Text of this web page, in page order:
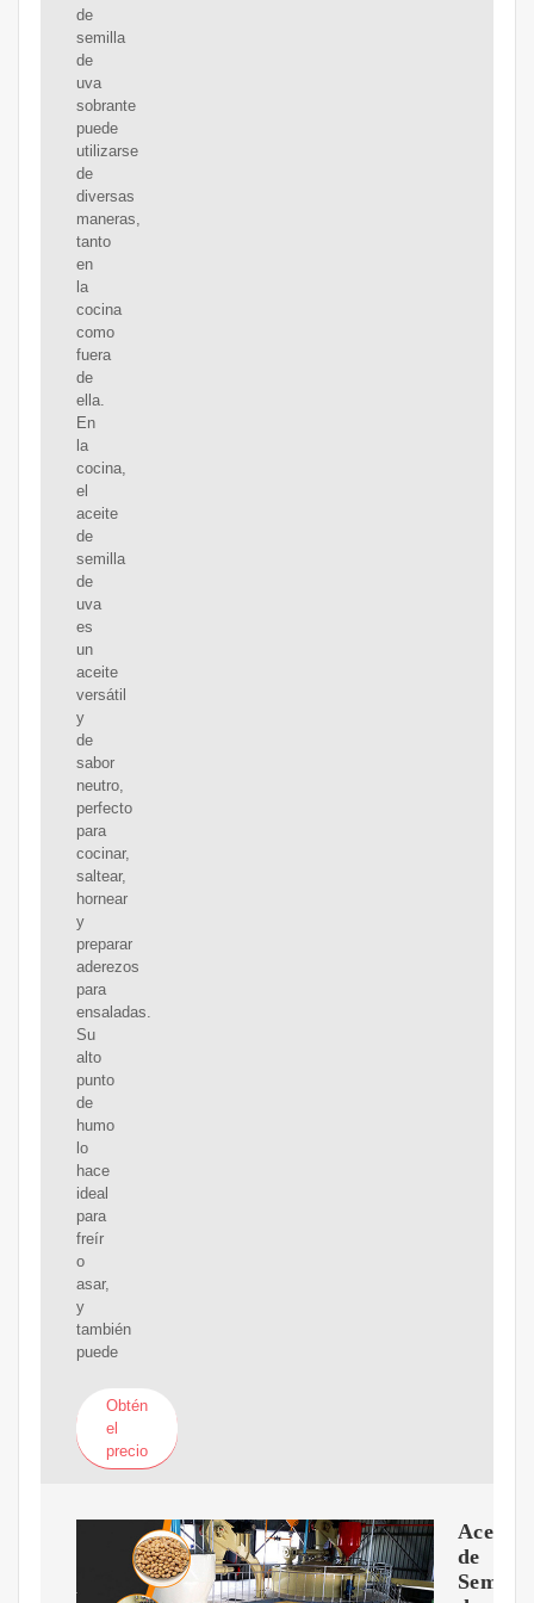
de
semilla
de
uva
sobrante
puede
utilizarse
de
diversas
maneras,
tanto
en
la
cocina
como
fuera
de
ella.
En
la
cocina,
el
aceite
de
semilla
de
uva
es
un
aceite
versátil
y
de
sabor
neutro,
perfecto
para
cocinar,
saltear,
hornear
y
preparar
aderezos
para
ensaladas.
Su
alto
punto
de
humo
lo
hace
ideal
para
freír
o
asar,
y
también
puede
Obtén
el
precio
Aceite
de
Semilla